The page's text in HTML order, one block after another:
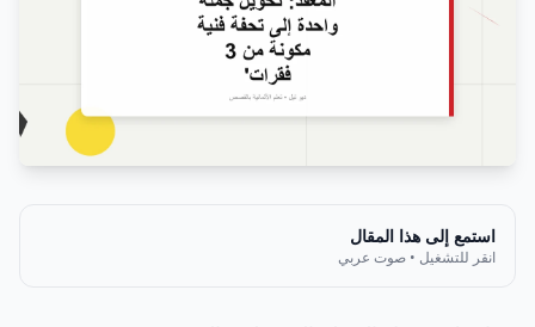
استمع إلى هذا المقال
انقر للتشغيل • صوت عربي